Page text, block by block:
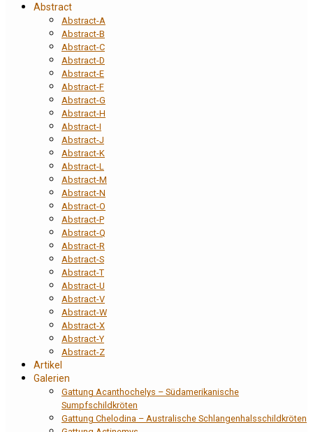
Abstract
Abstract-A
Abstract-B
Abstract-C
Abstract-D
Abstract-E
Abstract-F
Abstract-G
Abstract-H
Abstract-I
Abstract-J
Abstract-K
Abstract-L
Abstract-M
Abstract-N
Abstract-O
Abstract-P
Abstract-Q
Abstract-R
Abstract-S
Abstract-T
Abstract-U
Abstract-V
Abstract-W
Abstract-X
Abstract-Y
Abstract-Z
Artikel
Galerien
Gattung Acanthochelys – Südamerikanische
Sumpfschildkröten
Gattung Chelodina – Australische Schlangenhalsschildkröten